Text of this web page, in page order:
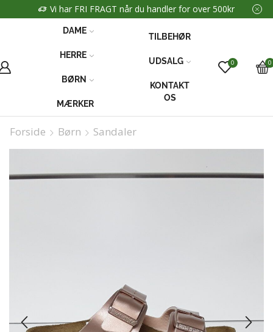
Vi har FRI FRAGT når du handler for over 500kr
DAME
HERRE
BØRN
MÆRKER
TILBEHØR
UDSALG
KONTAKT
OS
0 0
Forside Børn Sandaler